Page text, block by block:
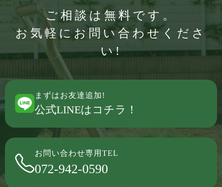
ご相談は無料です。
お気軽にお問い合わせくださ
い!
まずはお友達追加!
公式LINEはコチラ！
お問い合わせ専用TEL
072-942-0590